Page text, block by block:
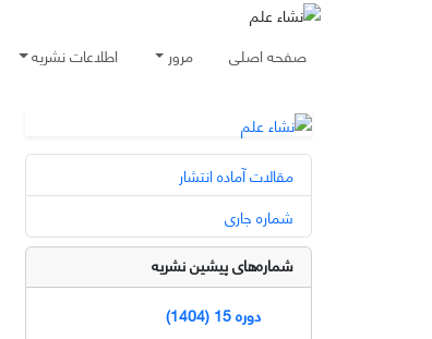
صفحه اصلی مرور اطلاعات نشریه
مقالات آماده انتشار
شماره جاری
شماره‌های پیشین نشریه
دوره 15 (1404)